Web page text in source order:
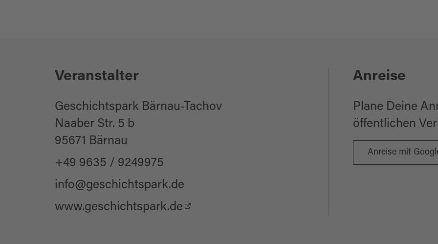
Veranstalter
Geschichtspark Bärnau-Tachov
Naaber Str. 5 b
95671 Bärnau
+49 9635 / 9249975
info@geschichtspark.de
www.geschichtspark.de
Anreise
Plane Deine
öffentlichen
Anreise mit